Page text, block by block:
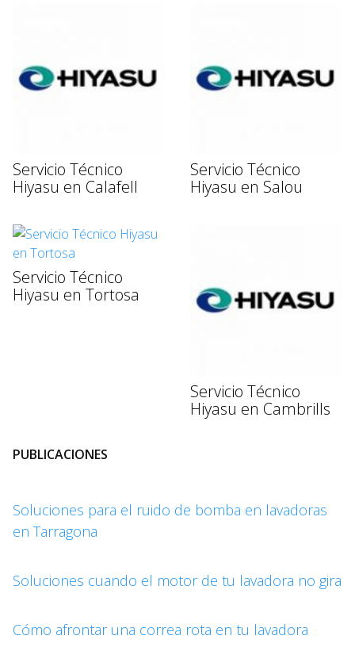
Servicio Técnico
Hiyasu en Calafell
Servicio Técnico
Hiyasu en Salou
Servicio Técnico
Hiyasu en Tortosa
Servicio Técnico
Hiyasu en Cambrills
PUBLICACIONES
Soluciones para el ruido de bomba en lavadoras
en Tarragona
Soluciones cuando el motor de tu lavadora no gira
Cómo afrontar una correa rota en tu lavadora